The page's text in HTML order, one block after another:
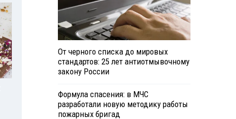
От черного списка до мировых
стандартов: 25 лет антиотмывочному
закону России
Формула спасения: в МЧС
разработали новую методику работы
пожарных бригад